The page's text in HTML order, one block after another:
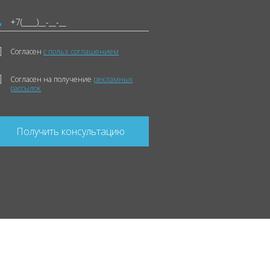
Согласенс польз. соглашением
Согласен на получение рекламных
рассылок
Получить консультацию